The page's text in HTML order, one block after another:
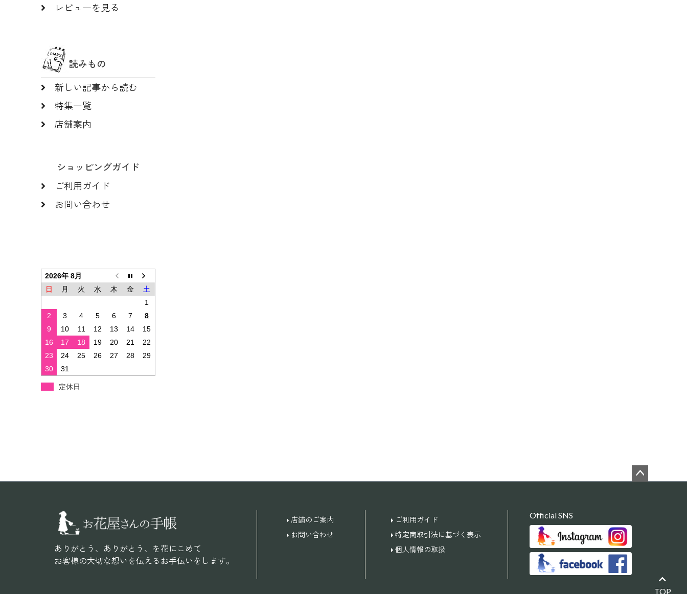
レビューを見る
読みもの
新しい記事から読む
特集一覧
店舗案内
ショッピングガイド
ご利用ガイド
お問い合わせ
TOP
ありがとう、ありがとう、を花にこめて
お客様の大切な想いを伝えるお手伝いをします。
店舗のご案内
お問い合わせ
ご利用ガイド
特定商取引法に基づく表示
個人情報の取扱
Official SNS